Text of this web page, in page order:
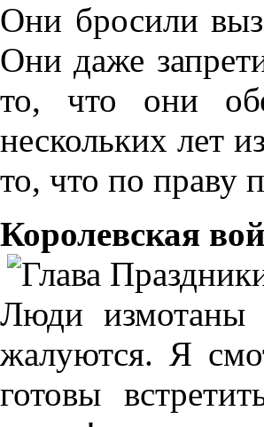
Они бросили
Они даже
то, что они
нескольких лет
то, что по праву
Королевская
Люди измотаны
жалуются. Я
готовы